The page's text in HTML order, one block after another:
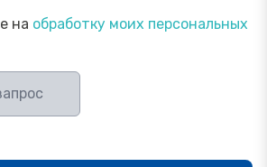
на обработку моих персональных